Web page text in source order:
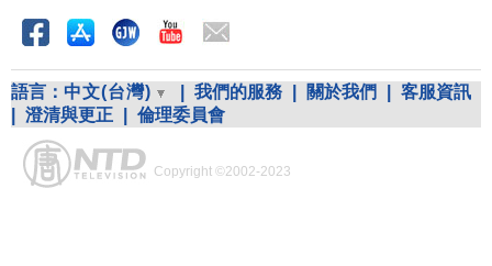
語言： 中文(台灣) 我們的服務 關於我們
客服資訊
澄清與更正 倫理委員會
Copyright ©2002-2023